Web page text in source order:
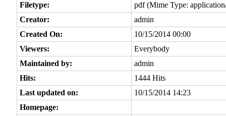
Filetype:
pdf (Mime Type:
Creator:
admin
Created On:
10/15/2014 00:00
Viewers:
Everybody
Maintained by:
admin
Hits:
1444 Hits
Last updated on:
10/15/2014 14:23
Homepage: